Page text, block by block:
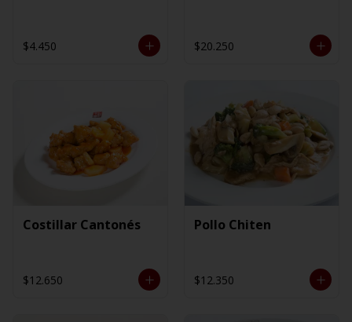
$4.450 $20.250
Costillar Cantonés
$12.650
Pollo Chiten
$12.350